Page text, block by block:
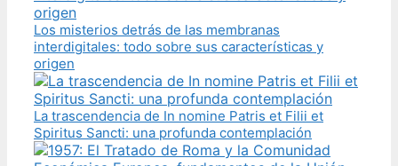
Los misterios detrás de las membranas
interdigitales: todo sobre sus características y
origen
La trascendencia de In nomine Patris et Filii et
Spiritus Sancti: una profunda contemplación